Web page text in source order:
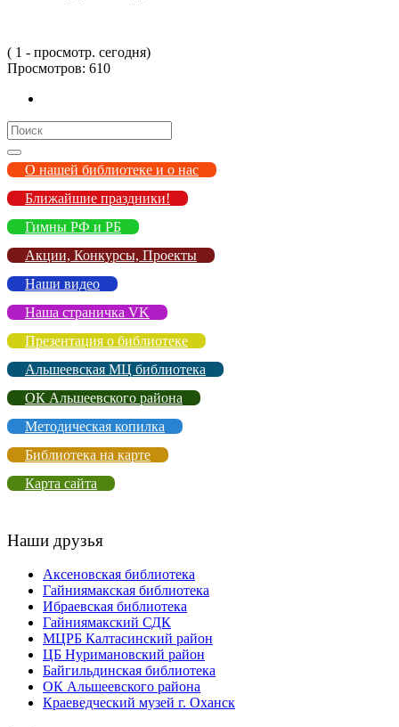
( 1 - просмотр. сегодня)
Просмотров: 610
Search
for:
О нашей библиотеке и о нас
Ближайшие праздники!
Гимны РФ и РБ
Акции, Конкурсы, Проекты
Наши видео
Наша страничка VK
Презентация о библиотеке
Альшеевская МЦ библиотека
ОК Альшеевского района
Методическая копилка
Библиотека на карте
Карта сайта
Наши друзья
Аксеновская библиотека
Гайниямакская библиотека
Ибраевская библиотека
Гайниямакский СДК
МЦРБ Калтасинский район
ЦБ Нуримановский район
Байгильдинская библиотека
ОК Альшеевского района
Краеведческий музей г. Оханск